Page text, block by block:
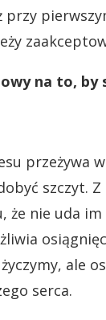
na to, by
przeżywa
szczyt.
nie uda
ale
serca.